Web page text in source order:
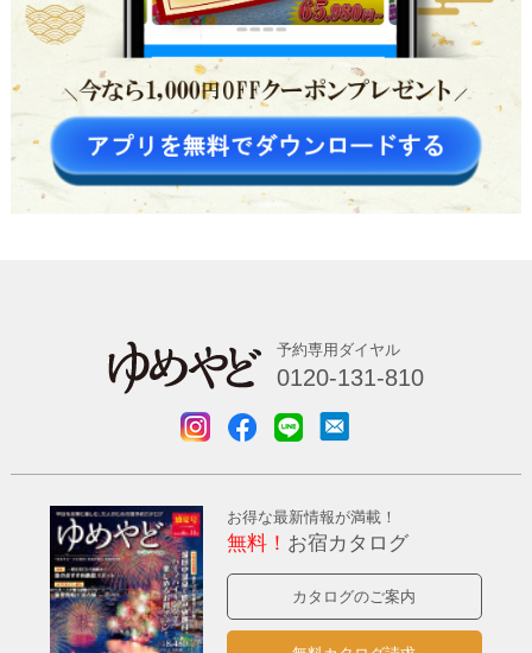
予約専用ダイヤル
0120-131-810
お得な最新情報が満載！
無料！ お宿カタログ
カタログのご案内